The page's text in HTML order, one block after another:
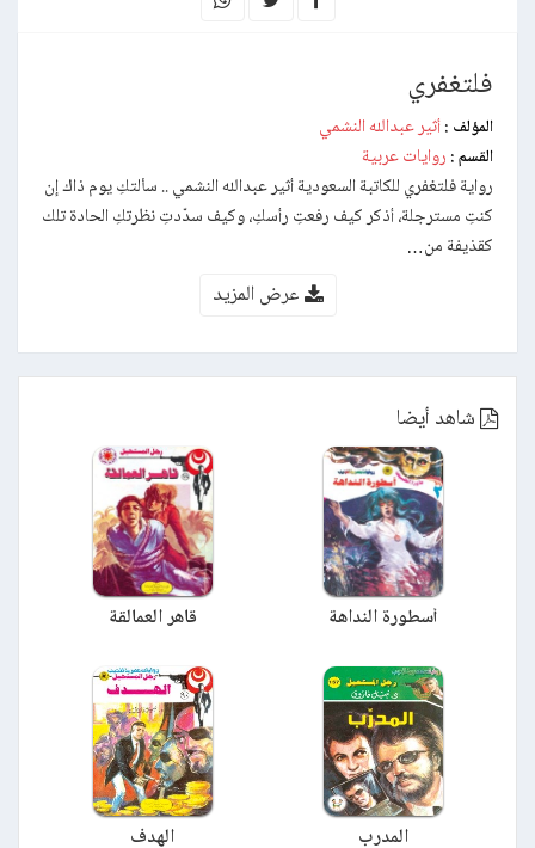
فلتغفري
المؤلف : أثير عبدالله النشمي
القسم : روايات عربية
رواية فلتغفري للكاتبة السعودية أثير عبدالله النشمي .. سألتكِ يوم ذاك إن
كنتِ مسترجلة، أذكر كيف رفعتِ رأسكِ، وكيف سدّدتِ نظرتكِ الحادة تلك
كقذيفة من…
عرض المزيد
شاهد أيضا
أسطورة النداهة قاهر العمالقة
المدرب الهدف